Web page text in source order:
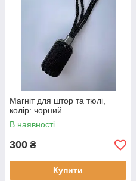
Магніт для штор та тюлі,
колір: чорний
В наявності
300 ₴
Купити